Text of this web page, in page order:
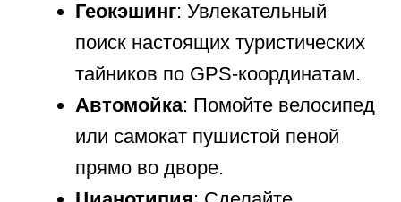
укрепляют мышцы. Кроме того, дети
соревновательный элемент.
2. Творчество
фантазии! Роспись морских камней
акрилом или создание объемной
маски из папье-маше великолепно